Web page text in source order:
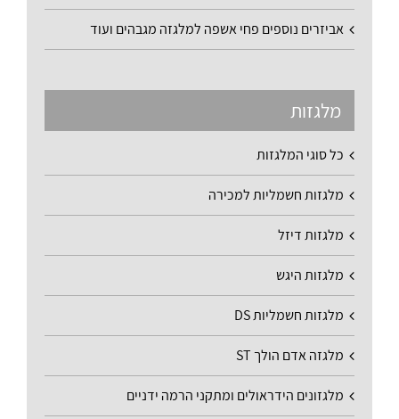
אביזרים נוספים פחי אשפה למלגזה מגבהים ועוד
מלגזות
כל סוגי המלגזות
מלגזות חשמליות למכירה
מלגזות דיזל
מלגזות היגש
מלגזות חשמליות DS
מלגזה אדם הולך ST
מלגזונים הידראולים ומתקני הרמה ידניים